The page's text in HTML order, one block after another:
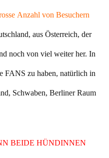
Anzahl von Besuchern
aus Österreich, der
noch von viel weiter her. In
FANS zu haben, natürlich in
Schwaben, Berliner Raum
BEIDE HÜNDINNEN